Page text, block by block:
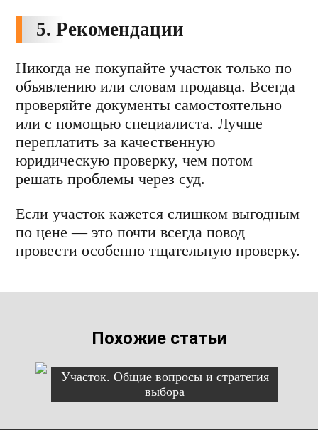
5. Рекомендации
Никогда не покупайте участок только по
объявлению или словам продавца. Всегда
проверяйте документы самостоятельно
или с помощью специалиста. Лучше
переплатить за качественную
юридическую проверку, чем потом
решать проблемы через суд.
Если участок кажется слишком выгодным
по цене — это почти всегда повод
провести особенно тщательную проверку.
Похожие статьи
Участок. Общие вопросы и стратегия
выбора